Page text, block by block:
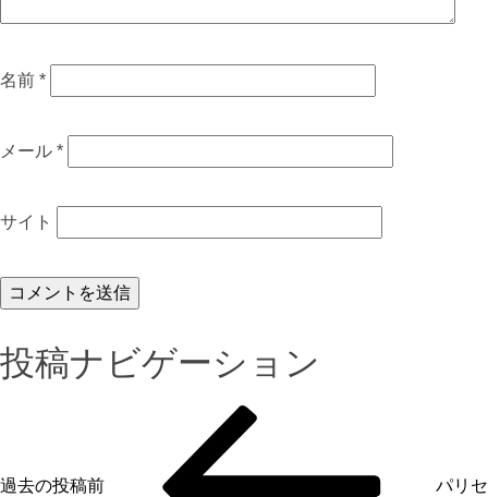
名前 *
メール *
サイト
投稿ナビゲーション
過去の投稿前 パリセ